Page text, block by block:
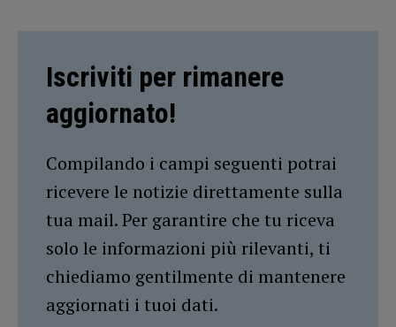
Iscriviti per rimanere
aggiornato!
Compilando i campi seguenti potrai
ricevere le notizie direttamente sulla
tua mail. Per garantire che tu riceva
solo le informazioni più rilevanti, ti
chiediamo gentilmente di mantenere
aggiornati i tuoi dati.